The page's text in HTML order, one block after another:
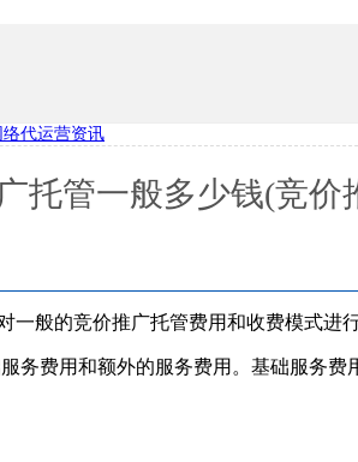
络代运营资讯
托管一般多少钱(竞价
般的竞价推广托管费用和收费模式进行
务费用和额外的服务费用。基础服务